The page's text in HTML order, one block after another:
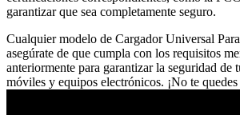
garantizar que sea completamente seguro.
Cualquier modelo de Cargador Universal
asegúrate de que cumpla con los requisitos
anteriormente para garantizar la seguridad de
móviles y equipos electrónicos. ¡No te